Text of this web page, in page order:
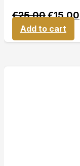
€25,00€15,00
Add to cart